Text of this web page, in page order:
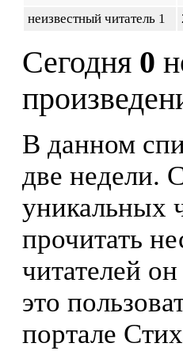
неизвестный читатель 1
Сегодня 0
В данном
две недели.
уникальных
прочитать
читателей
это
портале